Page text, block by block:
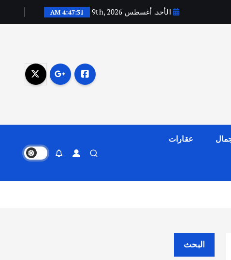
الأحد. أغسطس 9th, 2026 4:47:32 AM
عقارات
البحث